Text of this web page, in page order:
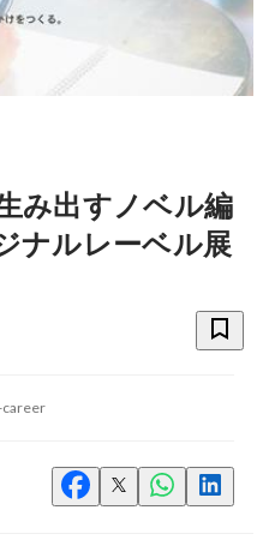
み出すノベル編
ナルレーベル展